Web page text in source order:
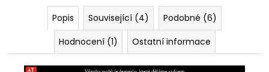
Popis Související (4)
Podobné (6)
Hodnocení (1)
Ostatní informace